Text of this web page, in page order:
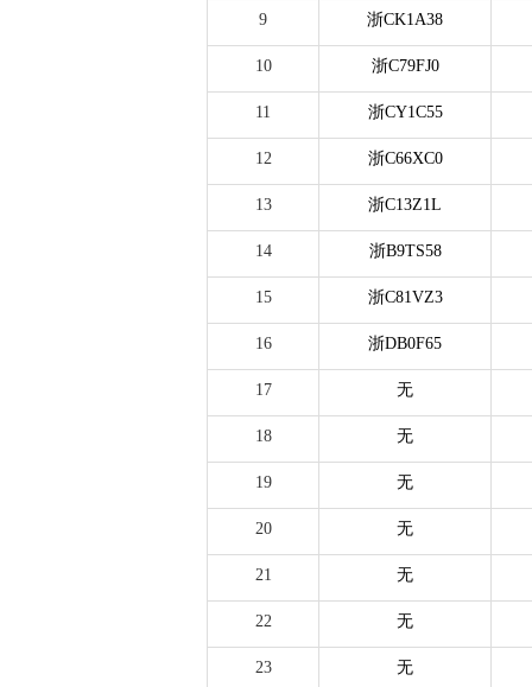
9 浙CK1A38
10 浙C79FJ0
11 浙CY1C55
12 浙C66XC0
13 浙C13Z1L
14 浙B9TS58
15 浙C81VZ3
16 浙DB0F65
17 无
18 无
19 无
20 无
21 无
22 无
23 无